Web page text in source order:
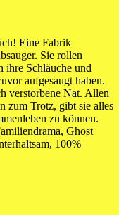
Eine Fabrik
Sie rollen
ihre Schläuche und
aufgesaugt haben.
verstorbene Nat. Allen
zum Trotz, gibt sie alles
zu können.
Ghost
100%